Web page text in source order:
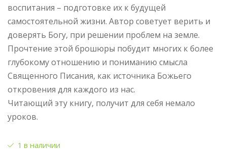
воспитания – подготовке их к будущей
самостоятельной жизни. Автор советует верить и
доверять Богу, при решении проблем на земле.
Прочтение этой брошюры побудит многих к более
глубокому отношению и пониманию смысла
Священного Писания, как источника Божьего
откровения для каждого из нас.
Читающий эту книгу, получит для себя немало
уроков.
1 в наличии